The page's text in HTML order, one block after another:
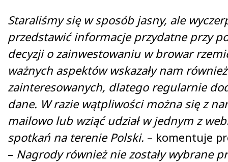
Staraliśmy się w sposób jasny, ale
przedstawić informacje przydatne przy
decyzji o zainwestowaniu w browar
ważnych aspektów wskazały nam
zainteresowanych, dlatego regularnie
dane. W razie wątpliwości można się z
mailowo lub wziąć udział w jednym z
spotkań na terenie Polski. – komentuje
– Nagrody również nie zostały wybrane